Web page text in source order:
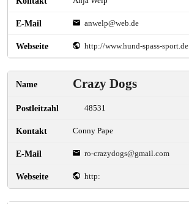
anwelp@web.de
http://www.hund-spass-sport.de
Crazy Dogs
48531
Conny Pape
ro-crazydogs@gmail.com
http: